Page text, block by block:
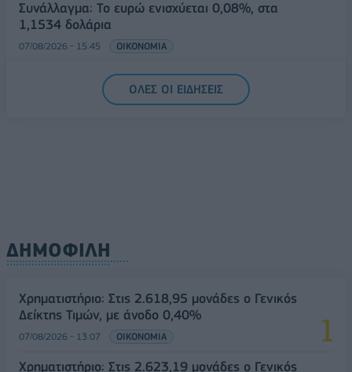
Συνάλλαγμα: Το ευρώ ενισχύεται 0,08%, στα
1,1534 δολάρια
07/08/2026 - 15:45 ΟΙΚΟΝΟΜΙΑ
Χρηματιστήριο: Στις 2.623,19 μονάδες ο Γενικός
Δείκτης Τιμών, με άνοδο 0,57%
ΟΛΕΣ ΟΙ ΕΙΔΗΣΕΙΣ
ΔΗΜΟΦΙΛΗ
Χρηματιστήριο: Στις 2.618,95 μονάδες ο Γενικός
Δείκτης Τιμών, με άνοδο 0,40%
07/08/2026 - 13:07 ΟΙΚΟΝΟΜΙΑ
Χρηματιστήριο: Στις 2.623,19 μονάδες ο Γενικός